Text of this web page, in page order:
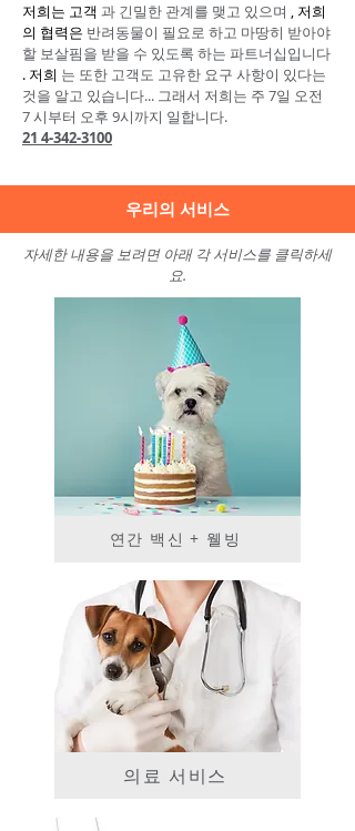
저희는 고객 과 긴밀한 관계를 맺고 있으며 , 저희
의 협력은 반려동물이 필요로 하고 마땅히 받아야
할 보살핌을 받을 수 있도록 하는 파트너십입니다
. 저희 는 또한 고객도 고유한 요구 사항이 있다는
것을 알고 있습니다... 그래서 저희는 주 7일 오전
7시부터 오후 9시까지 일합니다.
21 4-342-3100
우리의 서비스
자세한 내용을 보려면 아래 각 서비스를 클릭하세
요.
연간 백신 + 웰빙
의료 서비스